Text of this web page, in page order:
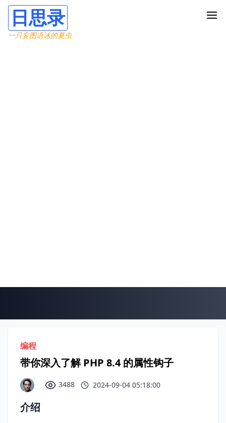
日思录
一只妄图语冰的夏虫
编程
带你深入了解 PHP 8.4 的属性钩子
3488 2024-09-04 05:18:00
介绍